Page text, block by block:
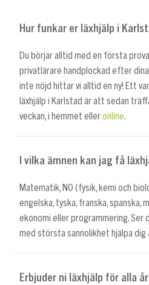
Hur funkar er läxhjälp i
Du börjar alltid med en första
privatlärare handplockad efter
inte nöjd hittar vi alltid en ny! Ett
läxhjälp i Karlstad är att sedan
veckan, i hemmet elleronline.
I vilka ämnen kan jag få
Matematik, NO (fysik, kemi och
engelska, tyska, franska, spanska,
ekonomi eller programmering. Ser
med största sannolikhet hjälpa dig
Erbjuder ni läxhjälp för alla